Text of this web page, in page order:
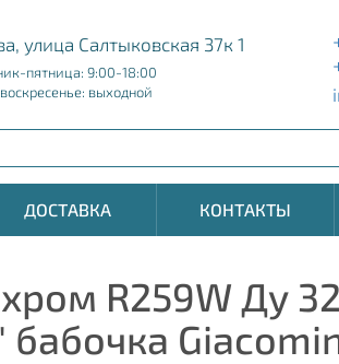
улица Салтыковская 37к 1
пятница: 9:00-18:00
выходной
ДОСТАВКА КОНТАКТЫ
R259W Ду 32